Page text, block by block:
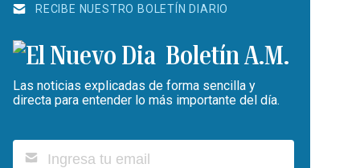
RECIBE NUESTRO BOLETÍN DIARIO
Boletín A.M.
Las noticias explicadas de forma sencilla y
directa para entender lo más importante del día.